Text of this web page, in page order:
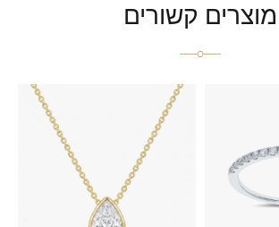
מוצרים קשורים